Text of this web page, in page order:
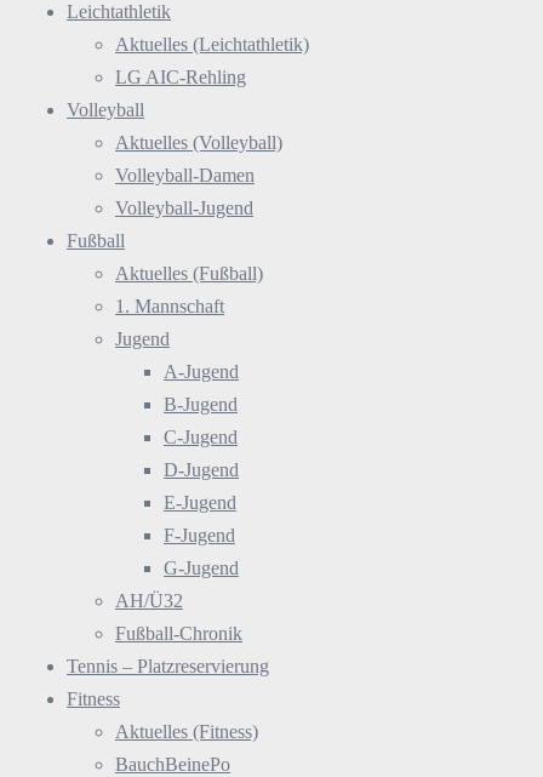
Leichtathletik
Aktuelles (Leichtathletik)
LG AIC-Rehling
Volleyball
Aktuelles (Volleyball)
Volleyball-Damen
Volleyball-Jugend
Fußball
Aktuelles (Fußball)
1. Mannschaft
Jugend
A-Jugend
B-Jugend
C-Jugend
D-Jugend
E-Jugend
F-Jugend
G-Jugend
AH/Ü32
Fußball-Chronik
Tennis – Platzreservierung
Fitness
Aktuelles (Fitness)
BauchBeinePo